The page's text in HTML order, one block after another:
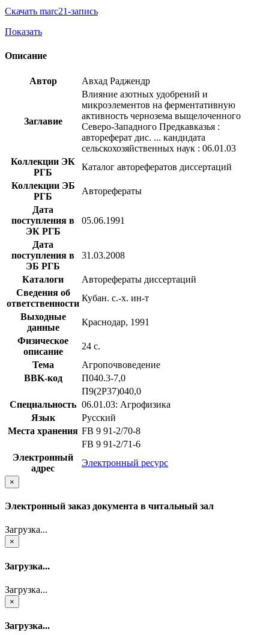
Скачать marc21-запись
Показать
Описание
Автор Авхад Раджендр
Заглавие
Влияние азотных удобрений и
микроэлементов на ферментативную
активность чернозема выщелоченного
Северо-Западного Предкавказья :
автореферат дис. ... кандидата
сельскохозяйственных наук : 06.01.03
Коллекции ЭК
РГБ
Каталог авторефератов диссертаций
Коллекции ЭБ
РГБ
Авторефераты
Дата
поступления в
ЭК РГБ
05.06.1991
Дата
поступления в
ЭБ РГБ
31.03.2008
Каталоги
Авторефераты диссертаций
Сведения об
ответственности
Кубан. с.-х. ин-т
Выходные
данные
Краснодар, 1991
Физическое
описание
24 с.
Тема
Агропочвоведение
BBK-код
П040.3-7,0
П9(2Р37)040,0
Специальность 06.01.03: Агрофизика
Язык
Русский
Места хранения FB 9 91-2/70-8
FB 9 91-2/71-6
Электронный
адрес
Электронный ресурс
×
Электронный заказ документа в читальный зал
Загрузка...
×
Загрузка...
Загрузка...
×
Загрузка...